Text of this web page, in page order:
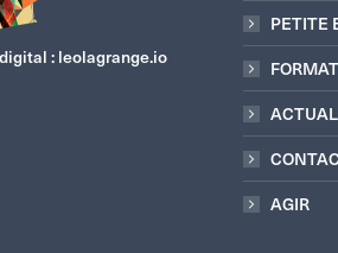
: leolagrange.io
PETITE
AGIR